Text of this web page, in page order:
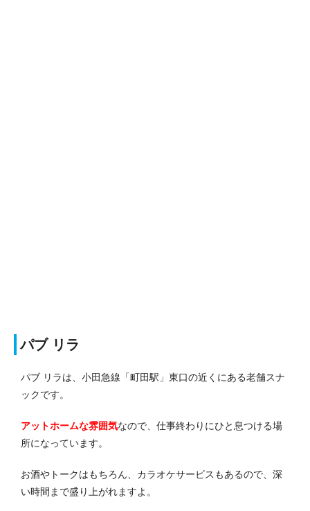
パブ リラ
パブ リラは、小田急線「町田駅」東口の近くにある老舗スナ
ックです。
アットホームな雰囲気なので、仕事終わりにひと息つける場
所になっています。
お酒やトークはもちろん、カラオケサービスもあるので、深
い時間まで盛り上がれますよ。